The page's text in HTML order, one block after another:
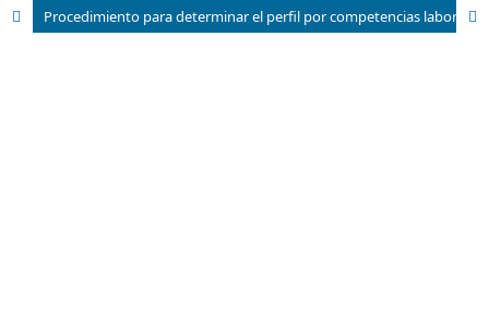
Procedimiento para determinar el perfil por competencias laborales de los directivos en el Ministerio de Trabajo y Seguridad Social, Cuba